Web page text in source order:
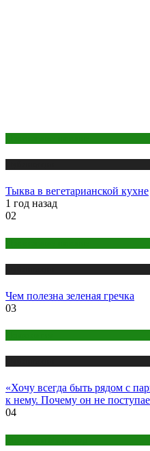
Тыква в вегетарианской кухне
1 год назад
02
Чем полезна зеленая гречка
03
«Хочу всегда быть рядом с
к нему. Почему он не
04